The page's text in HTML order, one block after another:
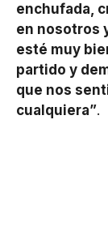
enchufada,
en nosotros
esté muy
partido y
que nos
cualquiera”.